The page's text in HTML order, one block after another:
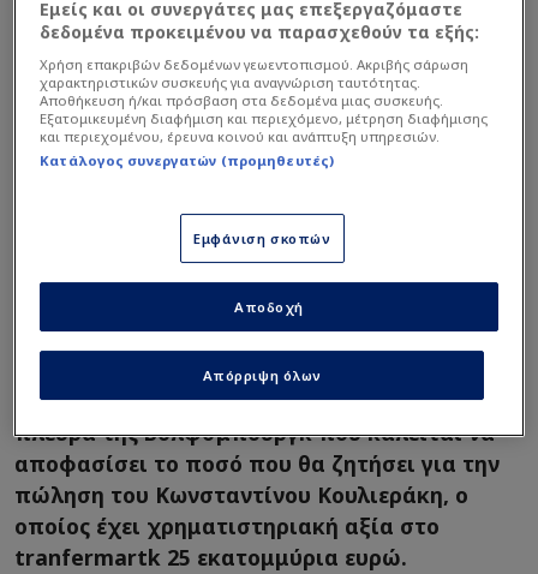
Μάλιστα το δημοσίευμα αναφέρει ότι εκτός
από την Κόβεντρι και η Χαλ που ανέβηκε στην
κορυφαία αγγλική κατηγορία έχει εκφράσει κι
εκείνη το ενδιαφέρον της για τον νεαρό
ποδοσφαιριστή, με την... μπάλα να είναι στην
πλευρά της Βόλφσμπουργκ που καλείται να
αποφασίσει το ποσό που θα ζητήσει για την
πώληση του Κωνσταντίνου Κουλιεράκη, ο
οποίος έχει χρηματιστηριακή αξία στο
tranfermartk 25 εκατομμύρια ευρώ.
Εμείς και οι συνεργάτες μας επεξεργαζόμαστε
δεδομένα προκειμένου να παρασχεθούν τα εξής:
Χρήση επακριβών δεδομένων γεωεντοπισμού. Ακριβής σάρωση
χαρακτηριστικών συσκευής για αναγνώριση ταυτότητας.
Αποθήκευση ή/και πρόσβαση στα δεδομένα μιας συσκευής.
Εξατομικευμένη διαφήμιση και περιεχόμενο, μέτρηση διαφήμισης
και περιεχομένου, έρευνα κοινού και ανάπτυξη υπηρεσιών.
Κατάλογος συνεργατών (προμηθευτές)
Εμφάνιση σκοπών
Απόρριψη όλων
Αποδοχή